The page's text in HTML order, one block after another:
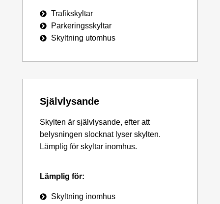
Trafikskyltar
Parkeringsskyltar
Skyltning utomhus
Självlysande
Skylten är självlysande, efter att
belysningen slocknat lyser skylten.
Lämplig för skyltar inomhus.
Lämplig för:
Skyltning inomhus